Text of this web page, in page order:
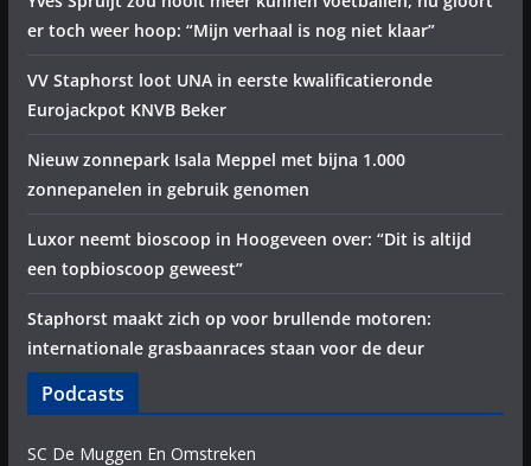
er toch weer hoop: “Mijn verhaal is nog niet klaar”
VV Staphorst loot UNA in eerste kwalificatieronde
Eurojackpot KNVB Beker
Nieuw zonnepark Isala Meppel met bijna 1.000
zonnepanelen in gebruik genomen
Luxor neemt bioscoop in Hoogeveen over: “Dit is altijd
een topbioscoop geweest”
Staphorst maakt zich op voor brullende motoren:
internationale grasbaanraces staan voor de deur
Podcasts
SC De Muggen En Omstreken